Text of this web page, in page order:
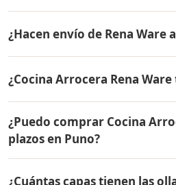
todo el Perú. Contáctame por
el precio actual, promociones
de pago en cuotas desde el 10%
¿Hacen envío de Rena Ware
a Puno, Puno y a todo el Perú.
entrega.
¿Cocina Arrocera Rena
vida contra defectos de
productos Rena Ware están
inoxidable quirúrgico 18/10 de
¿Puedo comprar Cocina
plazos en Puno?
¿Cuántas capas tienen las